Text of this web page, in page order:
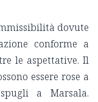
dovute
conforme a
le aspettative. Il
essere rose a
a Marsala.